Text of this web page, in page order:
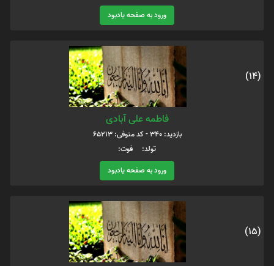
ورود به صفحه یادبود
(14)
فاطمه علی آبادی
بازدید: 340 - کد متوفی: 65213
تولد: فوت:
ورود به صفحه یادبود
(15)